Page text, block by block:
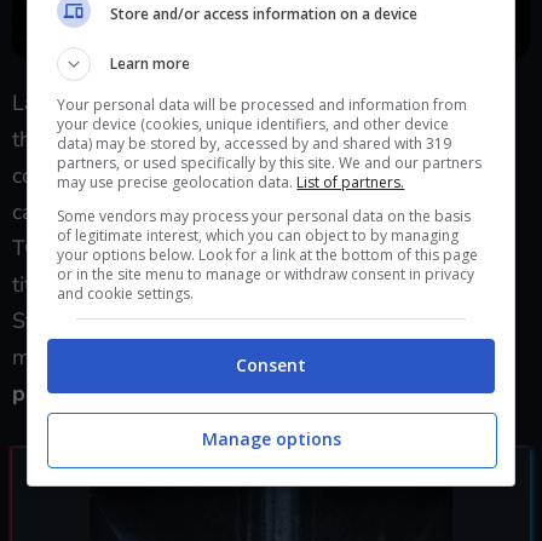
La mancata nomination di Starfield per il Game of
the Year 2023 ha dunque generato pareri
contrastanti, tra chi lo avrebbe visto bene tra i
candidati e chi invece dà ragione alla redazione dei
TGA per aver fatto queste scelte a discapito del
titoli di Bethesda.
Starfield sarà presente all’evento, nominato come
miglior RPG, ma per moltiè una sfida persa già in
partenza contro Baldur’s Gate 3.
Store and/or access information on a device
Learn more
Your personal data will be processed and information from
your device (cookies, unique identifiers, and other device
data) may be stored by, accessed by and shared with 319
partners, or used specifically by this site. We and our partners
may use precise geolocation data. List of partners.
Some vendors may process your personal data on the basis
of legitimate interest, which you can object to by managing
your options below. Look for a link at the bottom of this page
or in the site menu to manage or withdraw consent in privacy
and cookie settings.
Consent
Manage options